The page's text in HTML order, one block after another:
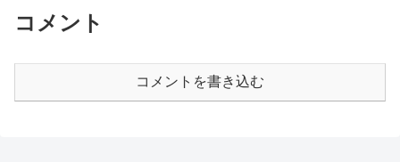
コメント
コメントを書き込む